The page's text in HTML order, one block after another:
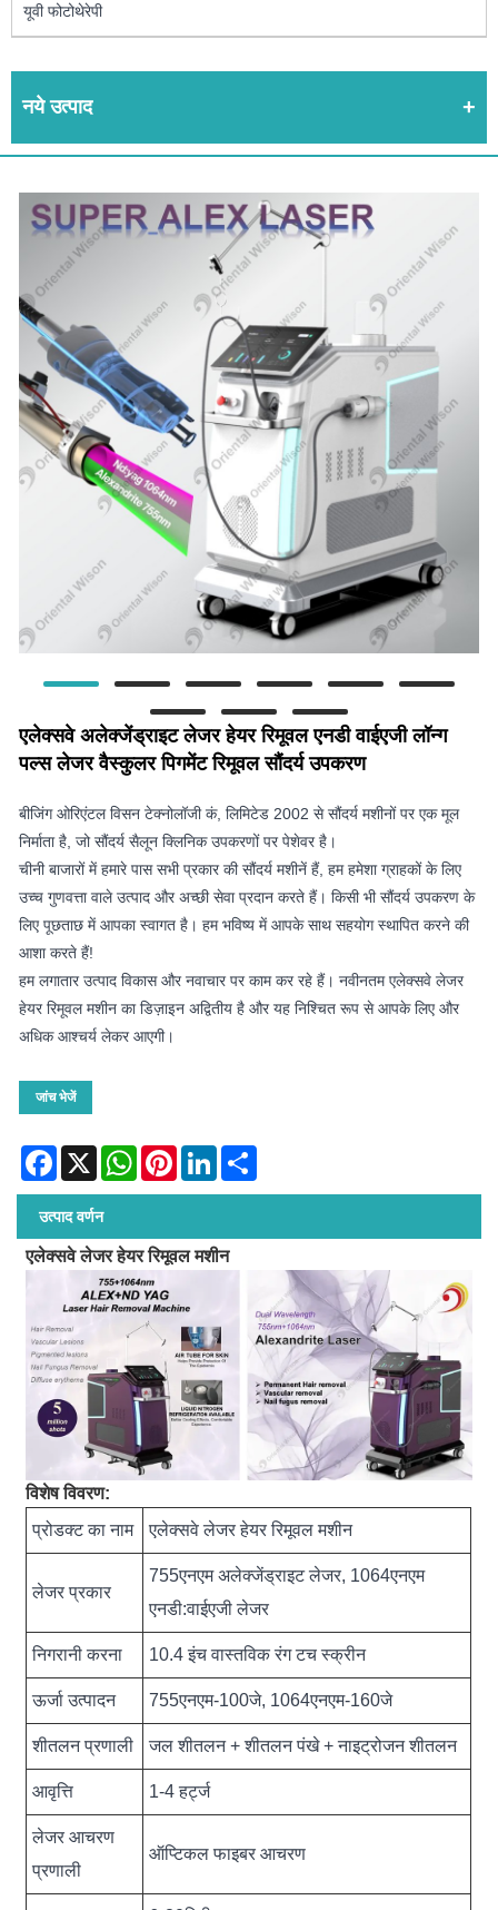
यूवी फोटोथेरेपी
नये उत्पाद
एलेक्सवे अलेक्जेंड्राइट लेजर हेयर रिमूवल एनडी वाईएजी लॉन्ग
पल्स लेजर वैस्कुलर पिगमेंट रिमूवल सौंदर्य उपकरण
बीजिंग ओरिएंटल विसन टेक्नोलॉजी कं, लिमिटेड 2002 से सौंदर्य मशीनों पर एक मूल
निर्माता है, जो सौंदर्य सैलून क्लिनिक उपकरणों पर पेशेवर है।
चीनी बाजारों में हमारे पास सभी प्रकार की सौंदर्य मशीनें हैं, हम हमेशा ग्राहकों के लिए
उच्च गुणवत्ता वाले उत्पाद और अच्छी सेवा प्रदान करते हैं। किसी भी सौंदर्य उपकरण के
लिए पूछताछ में आपका स्वागत है। हम भविष्य में आपके साथ सहयोग स्थापित करने की
आशा करते हैं!
हम लगातार उत्पाद विकास और नवाचार पर काम कर रहे हैं। नवीनतम एलेक्सवे लेजर
हेयर रिमूवल मशीन का डिज़ाइन अद्वितीय है और यह निश्चित रूप से आपके लिए और
अधिक आश्चर्य लेकर आएगी।
जांच भेजें
Facebook
X WhatsAppPinterestLinkedIn
उत्पाद वर्णन
एलेक्सवे लेजर हेयर रिमूवल मशीन
विशेष विवरण:
प्रोडक्ट का नाम
एलेक्सवे लेजर हेयर रिमूवल मशीन
लेजर प्रकार
755एनएम अलेक्जेंड्राइट लेजर, 1064एनएम
एनडी:वाईएजी लेजर
निगरानी करना 10.4 इंच वास्तविक रंग टच स्क्रीन
ऊर्जा उत्पादन 755एनएम-100जे, 1064एनएम-160जे
शीतलन प्रणाली जल शीतलन + शीतलन पंखे + नाइट्रोजन शीतलन
आवृत्ति 1-4 हर्ट्ज
लेजर आचरण
प्रणाली
ऑप्टिकल फाइबर आचरण